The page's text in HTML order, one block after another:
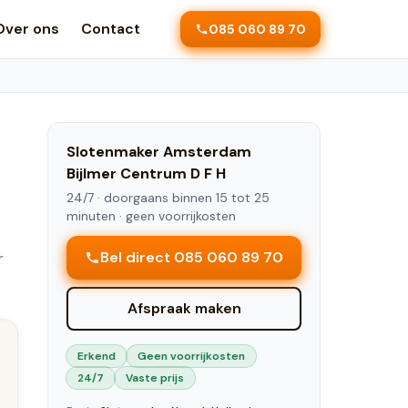
ons Contact 085 060 89 70
Slotenmaker Amsterdam
Bijlmer Centrum D F H
24/7 · doorgaans binnen 15 tot 25
minuten · geen voorrijkosten
Bel direct 085 060 89 70
Afspraak maken
Erkend
Geen voorrijkosten
24/7
Vaste prijs